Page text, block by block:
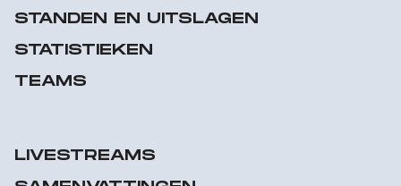
STANDEN EN UITSLAGEN
STATISTIEKEN
TEAMS
LIVESTREAMS